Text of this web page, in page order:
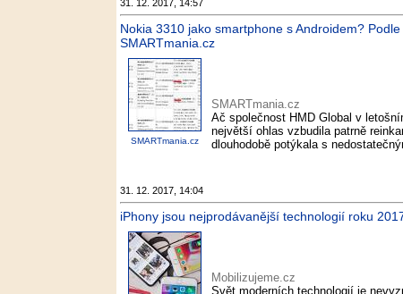
31. 12. 2017, 14:57
Nokia 3310 jako smartphone s Androidem?
SMARTmania.cz
SMARTmania.cz
SMARTmania.cz
Ač společnost HMD Global v
největší ohlas vzbudila patrně
dlouhodobě potýkala s
31. 12. 2017, 14:04
iPhony jsou nejprodávanější technologií roku
Mobilizujeme.cz
Svět moderních technologií je